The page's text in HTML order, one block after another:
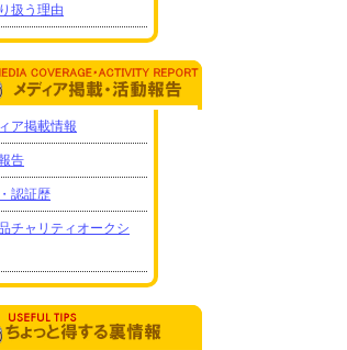
扱う理由
ア掲載情報
告
認証歴
チャリティオークシ